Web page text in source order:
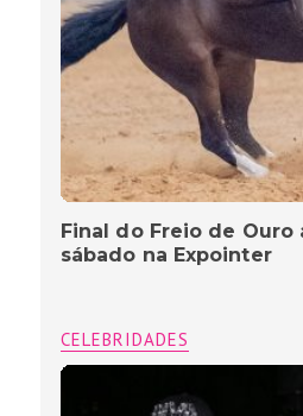
Final do Freio de
sábado na Expointer
CELEBRIDADES